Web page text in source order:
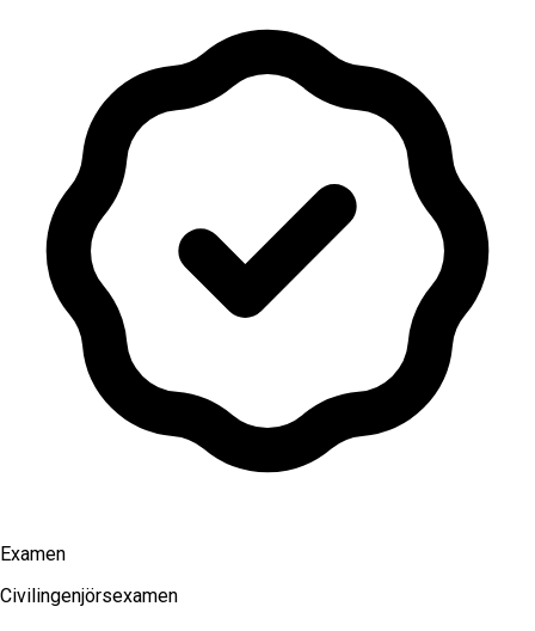
Examen
Civilingenjörsexamen